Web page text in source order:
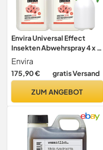
Envira Universal Effect
Insekten Abwehrspray 4 x 5
Liter + 2L Drucksprüher -
Extra starkes Spray mit
Langzeitwirkung gegen
& Ungeziefer - Mittel
Envira
175,90 € gratis Versand
ZUM ANGEBOT